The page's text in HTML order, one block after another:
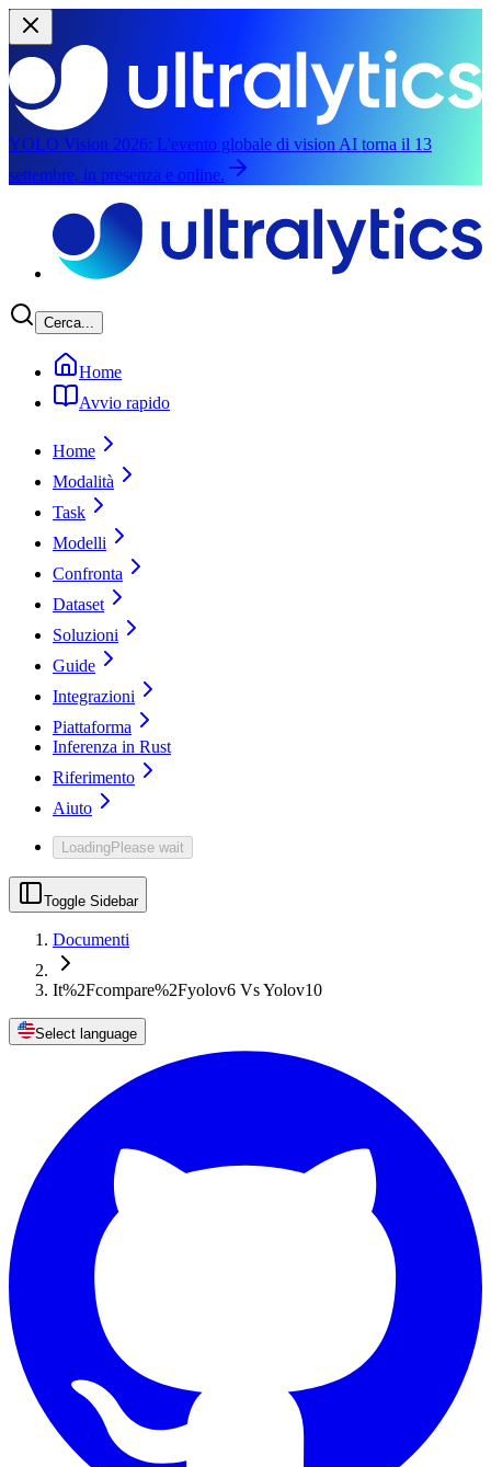
YOLO Vision 2026: L'evento globale di vision AI torna il 13
settembre, in presenza e online.
Cerca...
Home
Avvio rapido
Home
Modalità
Task
Modelli
Confronta
Dataset
Soluzioni
Guide
Integrazioni
Piattaforma
Inferenza in Rust
Riferimento
Aiuto
LoadingPlease wait
Toggle Sidebar
Documenti
It%2Fcompare%2Fyolov6 Vs Yolov10
Select language